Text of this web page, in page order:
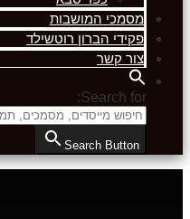
מסמכי המושבות
פקידי הברון רוטשילד
צור קשר
Search for:
Search Button